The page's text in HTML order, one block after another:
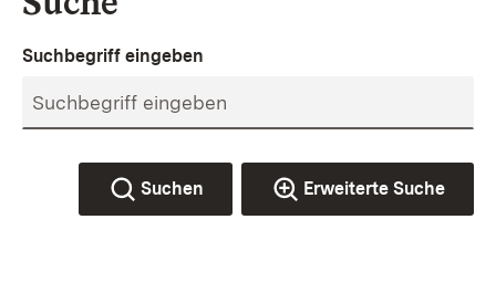
Suchbegriff eingeben
Suchen Erweiterte Suche